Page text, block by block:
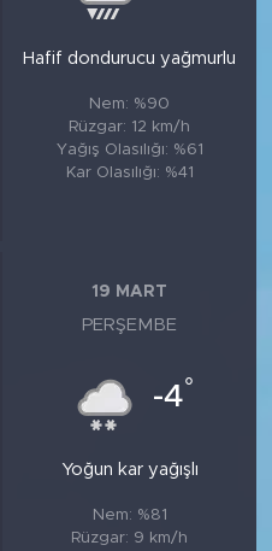
Hafif dondurucu yağmurlu
Nem: %90
Rüzgar: 12 km/h
Yağış Olasılığı: %61
Kar Olasılığı: %41
19 MART
PERŞEMBE
-4°
Yoğun kar yağışlı
Nem: %81
Rüzgar: 9 km/h